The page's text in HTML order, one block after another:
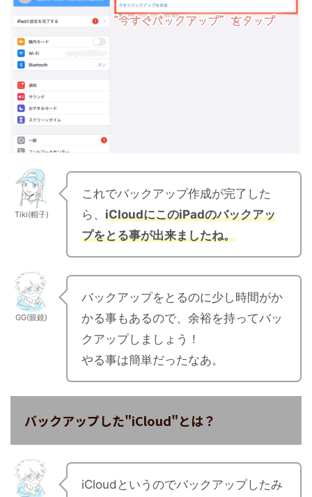
Tiki(帽子)
これでバックアップ作成が完了した
ら、 iCloudにこのiPadのバックアッ
プをとる事が出来ましたね。
GG(眼鏡)
バックアップをとるのに少し時間がか
かる事もあるので、余裕を持ってバッ
クアップしましょう！
やる事は簡単だったなあ。
バックアップした"iCloud"とは？
iCloudというのでバックアップしたみ